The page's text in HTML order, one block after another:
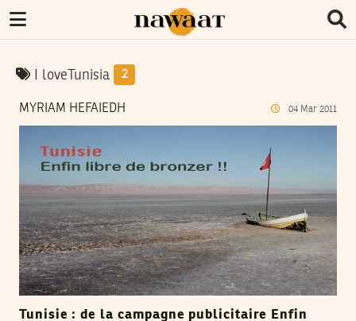
I loveTunisia 2
MYRIAM HEFAIEDH 04 Mar 2011
Tunisie : de la campagne publicitaire Enfin